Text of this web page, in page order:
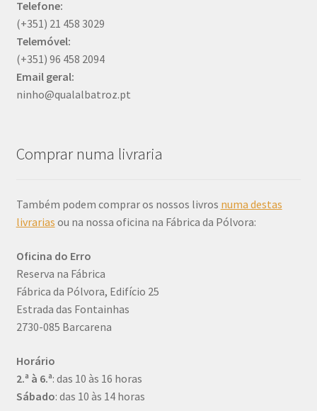
Telefone:
(+351) 21 458 3029
Telemóvel:
(+351) 96 458 2094
Email geral:
ninho@qualalbatroz.pt
Comprar numa livraria
Também podem comprar os nossos livros numa destas
livrarias ou na nossa oficina na Fábrica da Pólvora:
Oficina do Erro
Reserva na Fábrica
Fábrica da Pólvora, Edifício 25
Estrada das Fontainhas
2730-085 Barcarena
Horário
2.ª à 6.ª: das 10 às 16 horas
Sábado: das 10 às 14 horas